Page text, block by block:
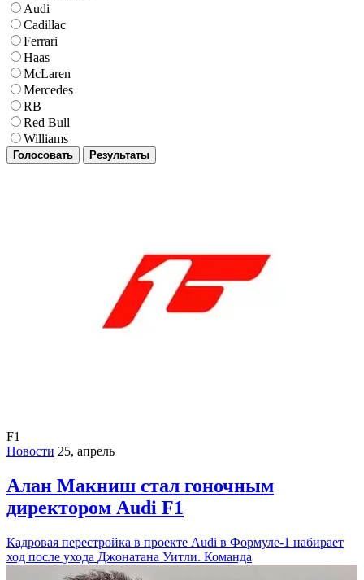
Audi
Cadillac
Ferrari
Haas
McLaren
Mercedes
RB
Red Bull
Williams
Голосовать Результаты
F1
Новости 25, апрель
Алан Макниш стал гоночным
директором Audi F1
Кадровая перестройка в проекте Audi в Формуле-1 набирает
ход после ухода Джонатана Уитли. Команда